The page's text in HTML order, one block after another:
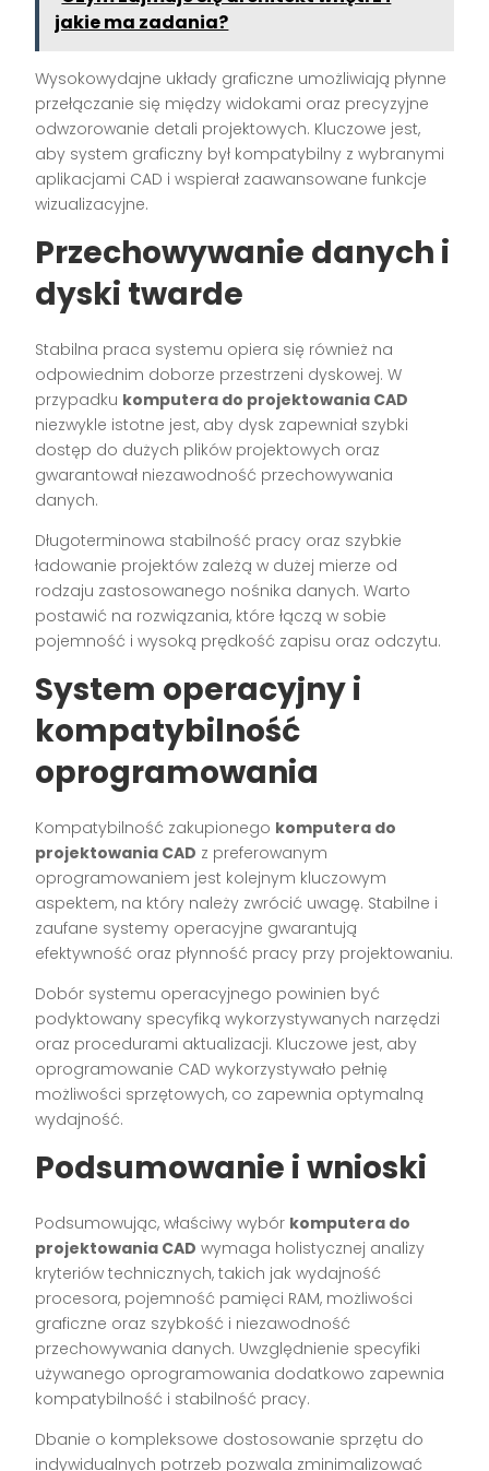
jakie ma zadania?
Wysokowydajne układy graficzne umożliwiają płynne
przełączanie się między widokami oraz precyzyjne
odwzorowanie detali projektowych. Kluczowe jest,
aby system graficzny był kompatybilny z wybranymi
aplikacjami CAD i wspierał zaawansowane funkcje
wizualizacyjne.
Przechowywanie danych i
dyski twarde
Stabilna praca systemu opiera się również na
odpowiednim doborze przestrzeni dyskowej. W
przypadku komputera do projektowania CAD
niezwykle istotne jest, aby dysk zapewniał szybki
dostęp do dużych plików projektowych oraz
gwarantował niezawodność przechowywania
danych.
Długoterminowa stabilność pracy oraz szybkie
ładowanie projektów zależą w dużej mierze od
rodzaju zastosowanego nośnika danych. Warto
postawić na rozwiązania, które łączą w sobie
pojemność i wysoką prędkość zapisu oraz odczytu.
System operacyjny i
kompatybilność
oprogramowania
Kompatybilność zakupionego komputera do
projektowania CAD z preferowanym
oprogramowaniem jest kolejnym kluczowym
aspektem, na który należy zwrócić uwagę. Stabilne i
zaufane systemy operacyjne gwarantują
efektywność oraz płynność pracy przy projektowaniu.
Dobór systemu operacyjnego powinien być
podyktowany specyfiką wykorzystywanych narzędzi
oraz procedurami aktualizacji. Kluczowe jest, aby
oprogramowanie CAD wykorzystywało pełnię
możliwości sprzętowych, co zapewnia optymalną
wydajność.
Podsumowanie i wnioski
Podsumowując, właściwy wybór komputera do
projektowania CAD wymaga holistycznej analizy
kryteriów technicznych, takich jak wydajność
procesora, pojemność pamięci RAM, możliwości
graficzne oraz szybkość i niezawodność
przechowywania danych. Uwzględnienie specyfiki
używanego oprogramowania dodatkowo zapewnia
kompatybilność i stabilność pracy.
Dbanie o kompleksowe dostosowanie sprzętu do
indywidualnych potrzeb pozwala zminimalizować